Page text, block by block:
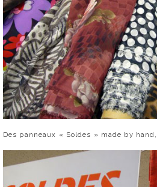
Des panneaux « Soldes » made by